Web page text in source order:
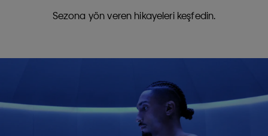
Sezona yön veren hikayeleri keşfedin.